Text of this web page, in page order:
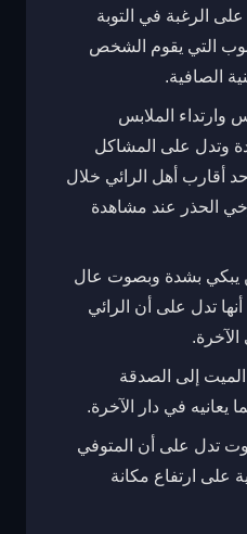
الرغبة في التوبة
التي يقوم الشخص
الصافية.
وارتداء الملابس
وتدل على المشاكل
أقارب أهل الرائي خلال
الحذر عند مشاهدة
يبكي بشدة وبصوت عال
تدل على أن الرائي
إلى الصدقة
يعانيه في دار الآخرة.
تدل على أن المتوفي
على ارتفاع مكانة